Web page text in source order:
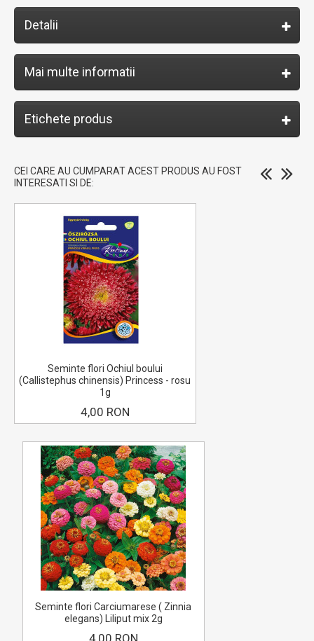
Detalii
Mai multe informatii
Etichete produs
CEI CARE AU CUMPARAT ACEST PRODUS AU FOST
INTERESATI SI DE:
Seminte flori Ochiul boului
(Callistephus chinensis) Princess - rosu
1g
4,00 RON
Seminte flori Carciumarese ( Zinnia
elegans) Liliput mix 2g
4,00 RON